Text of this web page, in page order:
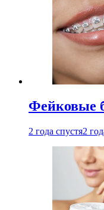
Фейковые
2 года спустя2